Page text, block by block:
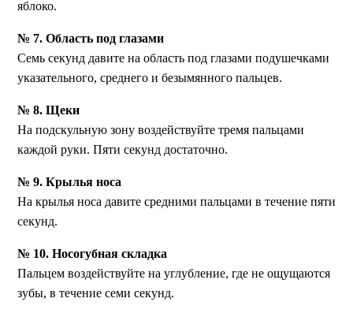
яблоко.
№ 7. Область под глазами
Семь секунд давите на область под глазами подушечками
указательного, среднего и безымянного пальцев.
№ 8. Щеки
На подскульную зону воздействуйте тремя пальцами
каждой руки. Пяти секунд достаточно.
№ 9. Крылья носа
На крылья носа давите средними пальцами в течение пяти
секунд.
№ 10. Носогубная складка
Пальцем воздействуйте на углубление, где не ощущаются
зубы, в течение семи секунд.